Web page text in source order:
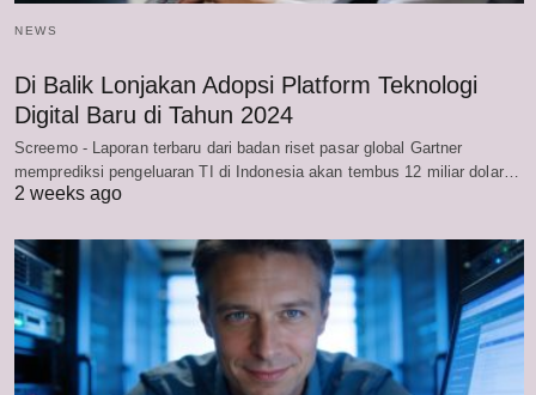
NEWS
Di Balik Lonjakan Adopsi Platform Teknologi
Digital Baru di Tahun 2024
Screemo - Laporan terbaru dari badan riset pasar global Gartner
memprediksi pengeluaran TI di Indonesia akan tembus 12 miliar dolar…
2 weeks ago